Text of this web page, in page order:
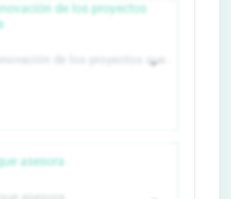
de los proyectos
asesora